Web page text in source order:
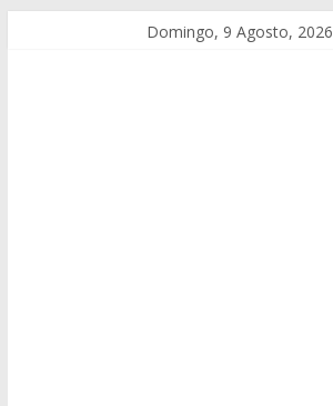
Domingo, 9 Agosto, 2026